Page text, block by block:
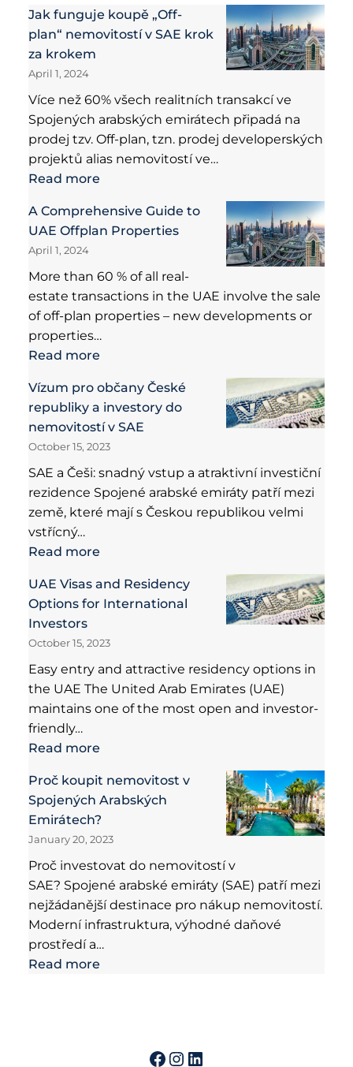
Jak funguje koupě „Off-
plan“ nemovitostí v SAE krok
za krokem
April 1, 2024
Více než 60% všech realitních transakcí ve
Spojených arabských emirátech připadá na
prodej tzv. Off-plan, tzn. prodej developerských
projektů alias nemovitostí ve…
Read more
A Comprehensive Guide to
UAE Offplan Properties
April 1, 2024
More than 60 % of all real-
estate transactions in the UAE involve the sale
of off-plan properties – new developments or
properties…
Read more
Vízum pro občany České
republiky a investory do
nemovitostí v SAE
October 15, 2023
SAE a Češi: snadný vstup a atraktivní investiční
rezidence Spojené arabské emiráty patří mezi
země, které mají s Českou republikou velmi
vstřícný…
Read more
UAE Visas and Residency
Options for International
Investors
October 15, 2023
Easy entry and attractive residency options in
the UAE The United Arab Emirates (UAE)
maintains one of the most open and investor-
friendly…
Read more
Proč koupit nemovitost v
Spojených Arabských
Emirátech?
January 20, 2023
Proč investovat do nemovitostí v
SAE? Spojené arabské emiráty (SAE) patří mezi
nejžádanější destinace pro nákup nemovitostí.
Moderní infrastruktura, výhodné daňové
prostředí a…
Read more